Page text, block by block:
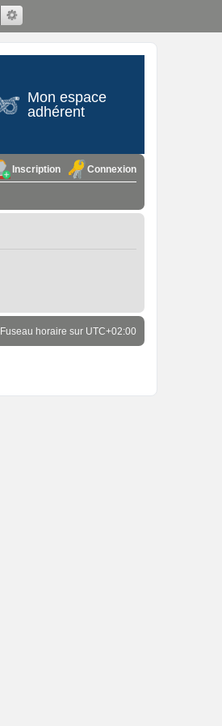
Mon espace
adhérent
Connexion
Inscription
Fuseau horaire sur UTC+02:00